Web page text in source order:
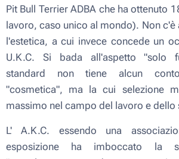
Pit Bull Terrier ADBA che ha ottenuto
lavoro, caso unico al mondo). Non c'è
l'estetica, a cui invece concede un
U.K.C. Si bada all'aspetto "solo
standard non tiene alcun
"cosmetica", ma la cui selezione
massimo nel campo del lavoro e dello
L' A.K.C. essendo una
esposizione ha imboccato la